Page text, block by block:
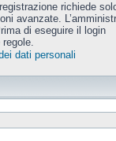
richiede
avanzate.
di eseguire il login
dati personali